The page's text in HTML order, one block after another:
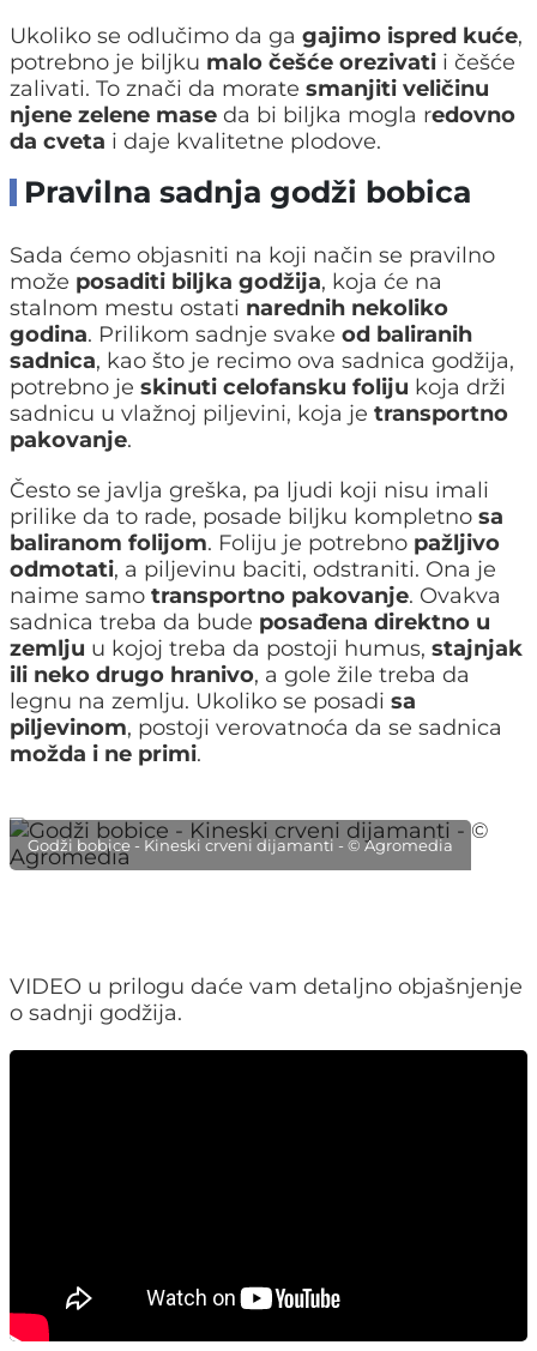
Ukoliko se odlučimo da ga gajimo ispred kuće,
potrebno je biljku malo češće orezivati i češće
zalivati. To znači da morate smanjiti veličinu
njene zelene mase da bi biljka mogla redovno
da cveta i daje kvalitetne plodove.
Pravilna sadnja godži bobica
Sada ćemo objasniti na koji način se pravilno
može posaditi biljka godžija, koja će na
stalnom mestu ostati narednih nekoliko
godina. Prilikom sadnje svake od baliranih
sadnica, kao što je recimo ova sadnica godžija,
potrebno je skinuti celofansku foliju koja drži
sadnicu u vlažnoj piljevini, koja je transportno
pakovanje.
Često se javlja greška, pa ljudi koji nisu imali
prilike da to rade, posade biljku kompletno sa
baliranom folijom. Foliju je potrebno pažljivo
odmotati, a piljevinu baciti, odstraniti. Ona je
naime samo transportno pakovanje. Ovakva
sadnica treba da bude posađena direktno u
zemlju u kojoj treba da postoji humus, stajnjak
ili neko drugo hranivo, a gole žile treba da
legnu na zemlju. Ukoliko se posadi sa
piljevinom, postoji verovatnoća da se sadnica
možda i ne primi.
Godži bobice - Kineski crveni dijamanti - © Agromedia
VIDEO u prilogu daće vam detaljno objašnjenje
o sadnji godžija.